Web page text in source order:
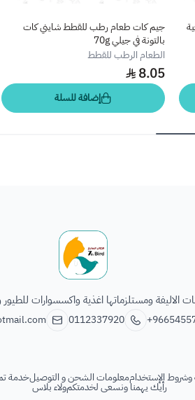
جيم كات طعام رطب للقطط شايني كات
بالتونة في جيلي 70g
الطعام الرطب للقطط
8.05
إضافة للسلة
الاليفة ومستلزماتها اغذية واكسسوارات
0112337920
الإستخداممعلومات الشحن و التوصيلخدمة
رأيك يهمنا ونسعى لخدمتكمولاء بلاس